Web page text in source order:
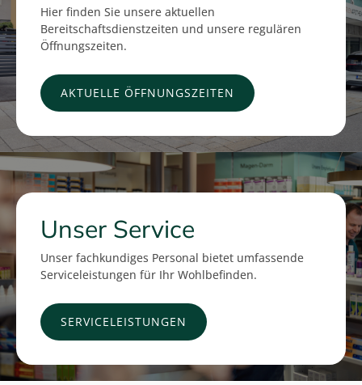
Hier finden Sie unsere aktuellen
Bereitschaftsdienstzeiten und unsere regulären
Öffnungszeiten.
AKTUELLE ÖFFNUNGSZEITEN
Unser Service
Unser fachkundiges Personal bietet umfassende
Serviceleistungen für Ihr Wohlbefinden.
SERVICELEISTUNGEN